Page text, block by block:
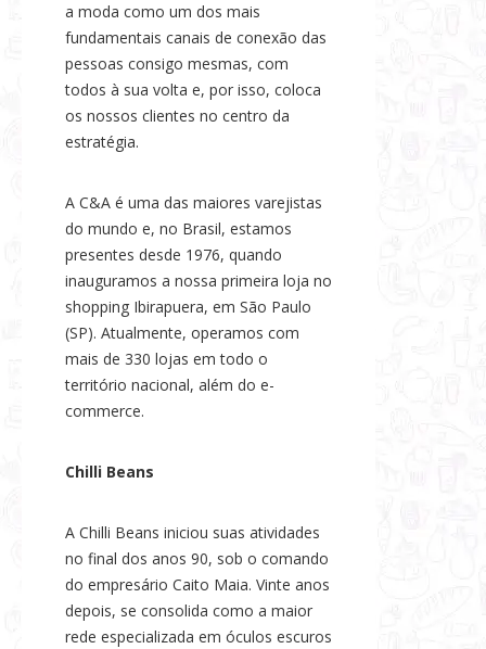
a moda como um dos mais
fundamentais canais de conexão das
pessoas consigo mesmas, com
todos à sua volta e, por isso, coloca
os nossos clientes no centro da
estratégia.
A C&A é uma das maiores varejistas
do mundo e, no Brasil, estamos
presentes desde 1976, quando
inauguramos a nossa primeira loja no
shopping Ibirapuera, em São Paulo
(SP). Atualmente, operamos com
mais de 330 lojas em todo o
território nacional, além do e-
commerce.
Chilli Beans
A Chilli Beans iniciou suas atividades
no final dos anos 90, sob o comando
do empresário Caito Maia. Vinte anos
depois, se consolida como a maior
rede especializada em óculos escuros